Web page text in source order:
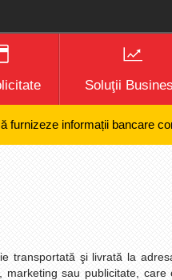
Soluţii
informații bancare
transportată şi livrată la
sau publicitate, care